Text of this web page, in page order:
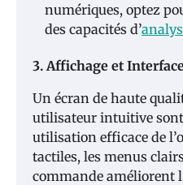
numériques, optez
des capacités d’
3. Affichage et
Un écran de haute
utilisateur intuitive
utilisation efficace de
tactiles, les menus
commande améliorent